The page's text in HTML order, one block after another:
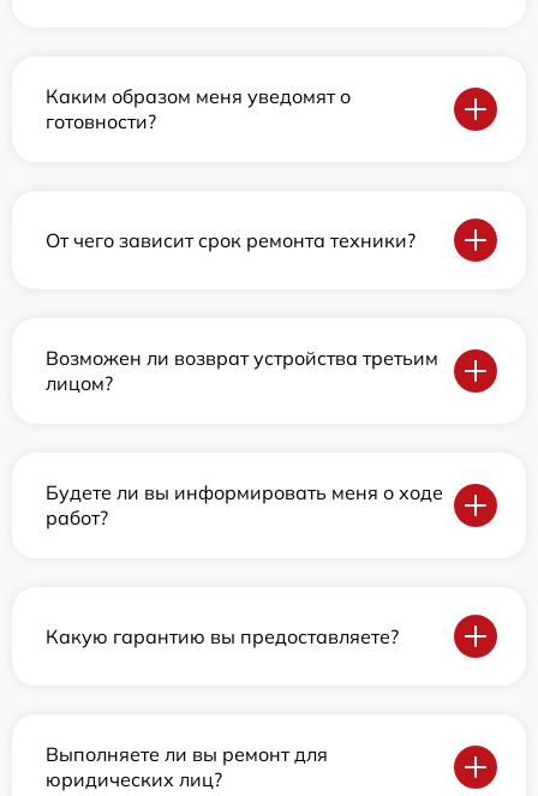
Каким образом меня уведомят о
готовности?
От чего зависит срок ремонта техники?
Возможен ли возврат устройства третьим
лицом?
Будете ли вы информировать меня о ходе
работ?
Какую гарантию вы предоставляете?
Выполняете ли вы ремонт для
юридических лиц?